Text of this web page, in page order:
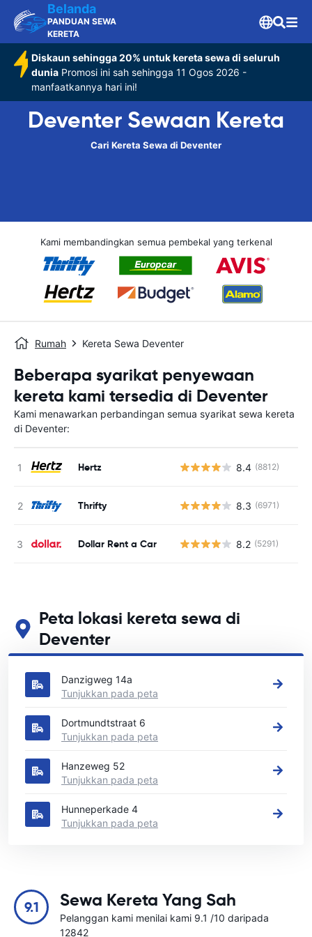
Belanda
PANDUAN SEWA
KERETA
Diskaun sehingga 20% untuk kereta sewa di seluruh
dunia Promosi ini sah sehingga 11 Ogos 2026 -
manfaatkannya hari ini!
Deventer Sewaan Kereta
Cari Kereta Sewa di Deventer
Kami membandingkan semua pembekal yang terkenal
Rumah Kereta Sewa Deventer
Beberapa syarikat penyewaan
kereta kami tersedia di Deventer
Kami menawarkan perbandingan semua syarikat sewa kereta
di Deventer:
Hertz 8.4 (8812)
Thrifty 8.3 (6971)
Dollar Rent a Car 8.2 (5291)
Peta lokasi kereta sewa di
Deventer
Lihat lokasi sewa kereta utama kami di Deventer
Danzigweg 14a
Tunjukkan pada peta
Dortmundtstraat 6
Tunjukkan pada peta
Hanzeweg 52
Tunjukkan pada peta
Hunneperkade 4
Tunjukkan pada peta
9.1 Sewa Kereta Yang Sah
Pelanggan kami menilai kami 9.1 /10 daripada
12842